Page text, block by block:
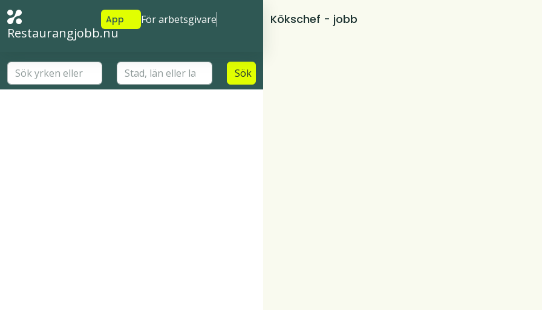
Restaurangjobb.nu
App För arbetsgivare
Sök
Kökschef - jobb